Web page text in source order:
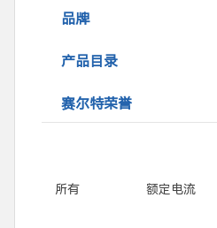
品牌
产品目录
赛尔特荣誉
所有 额定电流